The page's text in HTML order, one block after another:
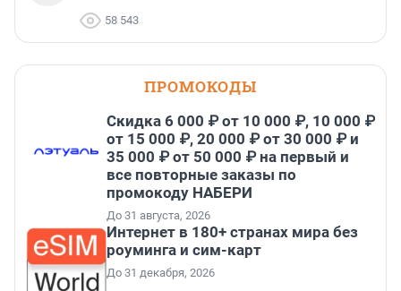
58 543
ПРОМОКОДЫ
Скидка 6 000 ₽ от 10 000 ₽, 10 000 ₽
от 15 000 ₽, 20 000 ₽ от 30 000 ₽ и
35 000 ₽ от 50 000 ₽ на первый и
все повторные заказы по
промокоду НАБЕРИ
До 31 августа, 2026
Интернет в 180+ странах мира без
роуминга и сим-карт
До 31 декабря, 2026